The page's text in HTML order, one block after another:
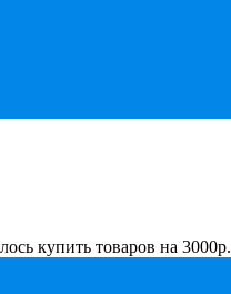
купить товаров на 3000р.